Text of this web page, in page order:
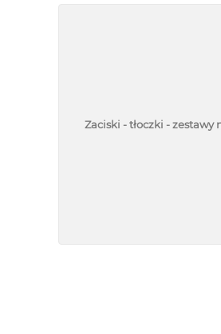
Zaciski - tłoczki - zestawy